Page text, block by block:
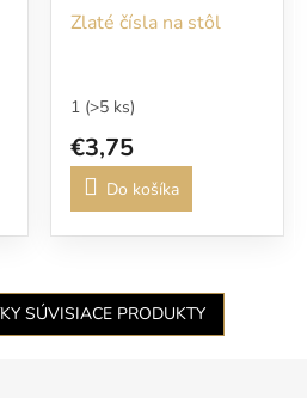
Zlaté čísla na stôl
1 (>5 ks)
€3,75
Do košíka
SÚVISIACE PRODUKTY